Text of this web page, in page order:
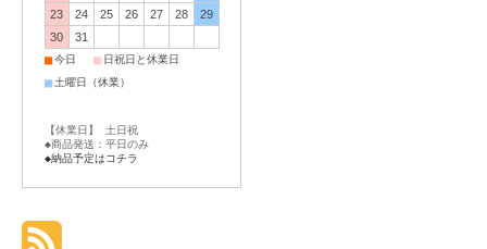
23
24 25 26 27 28
29
30
31
■今日 ■ 日祝日と休業日
■ 土曜日（休業）
【休業日】 土日祝
◆商品発送：平日のみ
◆納品予定はコチラ